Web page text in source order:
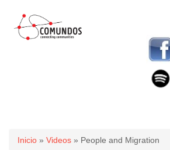
Usted está aquí
Inicio » Videos » People and Migration